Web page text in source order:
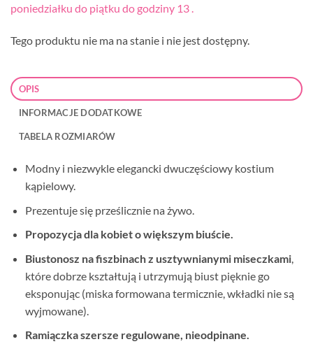
poniedziałku do piątku do godziny 13 .
Tego produktu nie ma na stanie i nie jest dostępny.
OPIS
INFORMACJE DODATKOWE
TABELA ROZMIARÓW
Modny i niezwykle elegancki dwuczęściowy kostium
kąpielowy.
Prezentuje się prześlicznie na żywo.
Propozycja dla kobiet o większym biuście.
Biustonosz na fiszbinach z usztywnianymi miseczkami,
które dobrze kształtują i utrzymują biust pięknie go
eksponując (miska formowana termicznie, wkładki nie są
wyjmowane).
Ramiączka szersze regulowane, nieodpinane.